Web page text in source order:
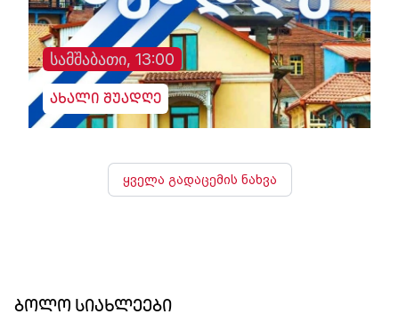
სამშაბათი, 13:00
ახალი შუადღე
ყველა გადაცემის ნახვა
ბოლო სიახლეები